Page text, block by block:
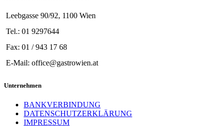
Leebgasse 90/92, 1100 Wien
Tel.: 01 9297644
Fax: 01 / 943 17 68
E-Mail: office@gastrowien.at
Unternehmen
BANKVERBINDUNG
DATENSCHUTZERKLÄRUNG
IMPRESSUM